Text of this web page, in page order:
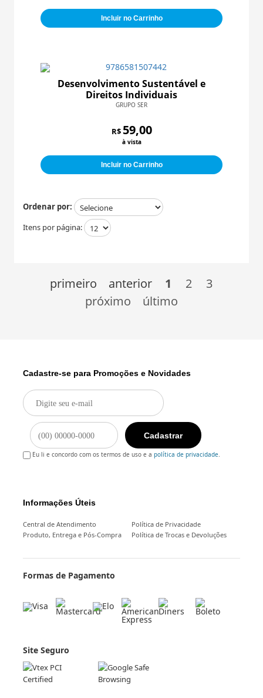
Incluir no Carrinho
Desenvolvimento Sustentável e
Direitos Individuais
GRUPO SER
R$ 59,00
à vista
Incluir no Carrinho
Ordenar por:
Itens por página:
primeiro anterior 1 2
3
próximo
último
Informações Úteis
Central de Atendimento
Política de Privacidade
Produto, Entrega e Pós-Compra
Política de Trocas e Devoluções
Cadastre-se para Promoções e Novidades
Cadastrar
Eu li e concordo com os termos de uso e a política de privacidade.
Formas de Pagamento
Site Seguro